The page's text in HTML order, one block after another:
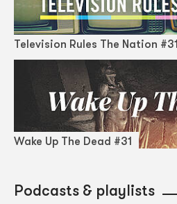
Television Rules The Nation #31
Wake Up The Dead #31
Podcasts & playlists